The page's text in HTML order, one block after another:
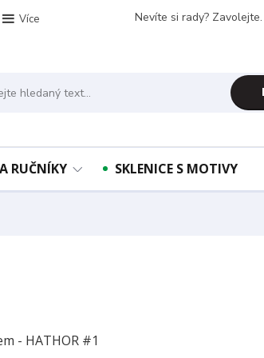
Více Nevíte si rady? Zavolejte.
RUČNÍKY SKLENICE S MOTIVY